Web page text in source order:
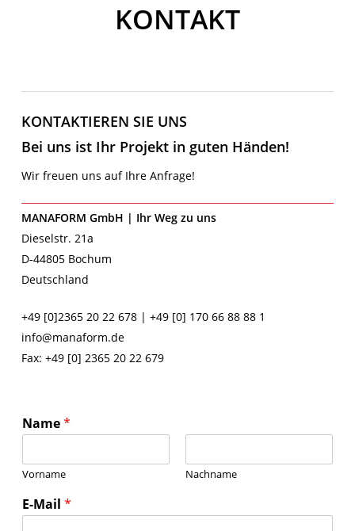
KONTAKT
KONTAKTIEREN SIE UNS
Bei uns ist Ihr Projekt in guten Händen!
Wir freuen uns auf Ihre Anfrage!
MANAFORM GmbH | Ihr Weg zu uns
Dieselstr. 21a
D-44805 Bochum
Deutschland
+49 [0]2365 20 22 678 | +49 [0] 170 66 88 88 1
info@manaform.de
Fax: +49 [0] 2365 20 22 679
Name*
Vorname Nachname
E-Mail *